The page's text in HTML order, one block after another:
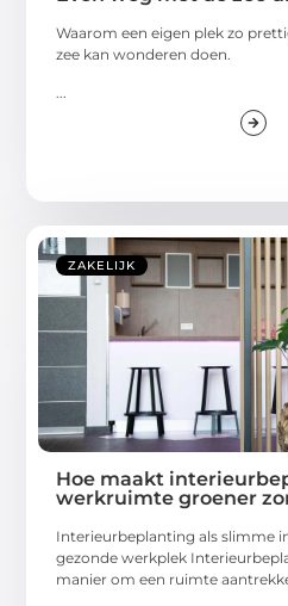
Waarom een eigen plek zo
zee kan wonderen doen.
...
ZAKELIJK
Hoe maakt
werkruimte groener
Interieurbeplanting als slimme
gezonde werkplek
manier om een ruimte